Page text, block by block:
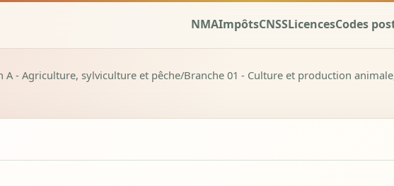
NMAImpôtsCNSSLicencesCodes
A - Agriculture, sylviculture et pêche/Branche 01 - Culture et production